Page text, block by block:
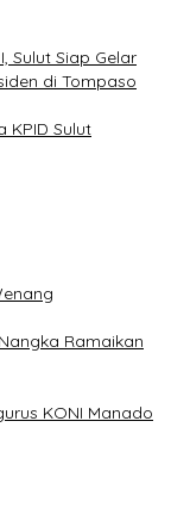
Sulut Siap Gelar
di Tompaso
KPID Sulut
Ramaikan
KONI Manado